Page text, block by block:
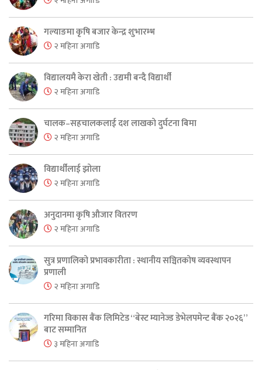
गल्याङमा कृषि बजार केन्द्र शुभारम्भ
२ महिना अगाडि
विद्यालयमै केरा खेती : उद्यमी बन्दै विद्यार्थी
२ महिना अगाडि
चालक–सहचालकलाई दश लाखको दुर्घटना बिमा
२ महिना अगाडि
विद्यार्थीलाई झोला
२ महिना अगाडि
अनुदानमा कृषि औजार वितरण
२ महिना अगाडि
सुत्र प्रणालिको प्रभावकारीता : स्थानीय सञ्चितकोष व्यवस्थापन
प्रणाली
२ महिना अगाडि
गरिमा विकास बैंक लिमिटेड “बेस्ट म्यानेज्ड डेभेलपमेन्ट बैंक २०२६”
बाट सम्मानित
३ महिना अगाडि